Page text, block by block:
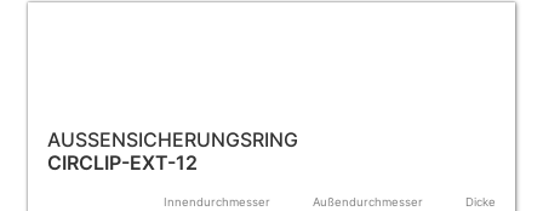
AUSSENSICHERUNGSRING
CIRCLIP-EXT-12
Innendurchmesser Außendurchmesser Dicke